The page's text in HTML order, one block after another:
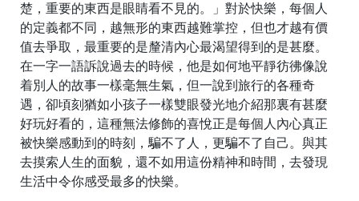
楚，重要的東西是眼睛看不見的。」對於快樂，每個人
的定義都不同，越無形的東西越難掌控，但也才越有價
值去爭取，最重要的是釐清內心最渴望得到的是甚麼。
在一字一語訴說過去的時候，他是如何地平靜彷彿像說
着別人的故事一樣毫無生氣，但一說到旅行的各種奇
遇，卻頃刻猶如小孩子一樣雙眼發光地介紹那裏有甚麼
好玩好看的，這種無法修飾的喜悅正是每個人內心真正
被快樂感動到的時刻，騙不了人，更騙不了自己。與其
去摸索人生的面貌，還不如用這份精神和時間，去發現
生活中令你感受最多的快樂。